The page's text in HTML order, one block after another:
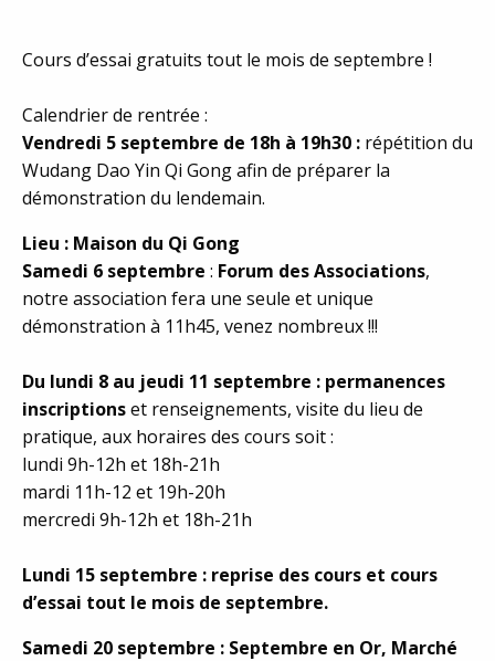
Cours d’essai gratuits tout le mois de septembre !
Calendrier de rentrée :
Vendredi 5 septembre de 18h à 19h30 : répétition du
Wudang Dao Yin Qi Gong afin de préparer la
démonstration du lendemain.
Lieu : Maison du Qi Gong
Samedi 6 septembre : Forum des Associations,
notre association fera une seule et unique
démonstration à 11h45, venez nombreux !!!
Du lundi 8 au jeudi 11 septembre : permanences
inscriptionset renseignements, visite du lieu de
pratique, aux horaires des cours soit :
lundi 9h-12h et 18h-21h
mardi 11h-12 et 19h-20h
mercredi 9h-12h et 18h-21h
Lundi 15 septembre : reprise des cours et cours
d’essai tout le mois de septembre.
Samedi 20 septembre : Septembre en Or, Marché